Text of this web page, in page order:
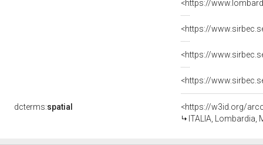
dcterms:spatial
<https://w3id.org/
ITALIA, Lombardia,